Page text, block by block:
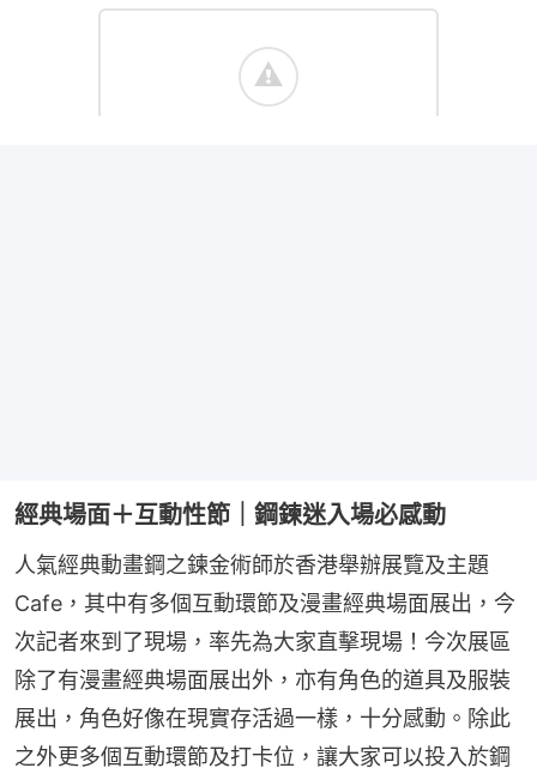
經典場面＋互動性節｜鋼鍊迷入場必感動
人氣經典動畫鋼之鍊金術師於香港舉辦展覽及主題
Cafe，其中有多個互動環節及漫畫經典場面展出，今
次記者來到了現場，率先為大家直擊現場！今次展區
除了有漫畫經典場面展出外，亦有角色的道具及服裝
展出，角色好像在現實存活過一樣，十分感動。除此
之外更多個互動環節及打卡位，讓大家可以投入於鋼